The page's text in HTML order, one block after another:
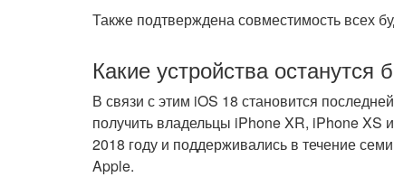
Также подтверждена совместимость всех
Какие устройства останутся
В связи с этим iOS 18 становится
получить владельцы iPhone XR, iPhone
2018 году и поддерживались в течение
Apple.